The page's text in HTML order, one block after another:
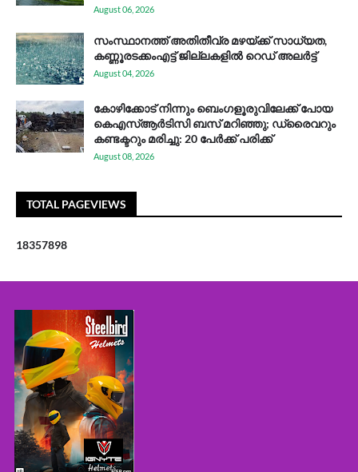
August 06, 2026
സം​സ്ഥാ​ന​ത്ത് അ​തി​തീ​വ്ര മ​ഴ​യ്ക്ക് സാ​ധ്യ​ത,
കണ്ണൂരടക്കംഎ​ട്ട് ജി​ല്ല​ക​ളി​ൽ റെ​ഡ് അ​ലർ​ട്ട്
August 04, 2026
കോഴിക്കോട് നിന്നും ബെംഗളൂരുവിലേക്ക് പോയ
കെഎസ്ആര്‍ടിസി ബസ് മറിഞ്ഞു; ഡ്രൈവറും
കണ്ടക്ടറും മരിച്ചു: 20 പേര്‍ക്ക് പരിക്ക്
August 08, 2026
TOTAL PAGEVIEWS
18357898